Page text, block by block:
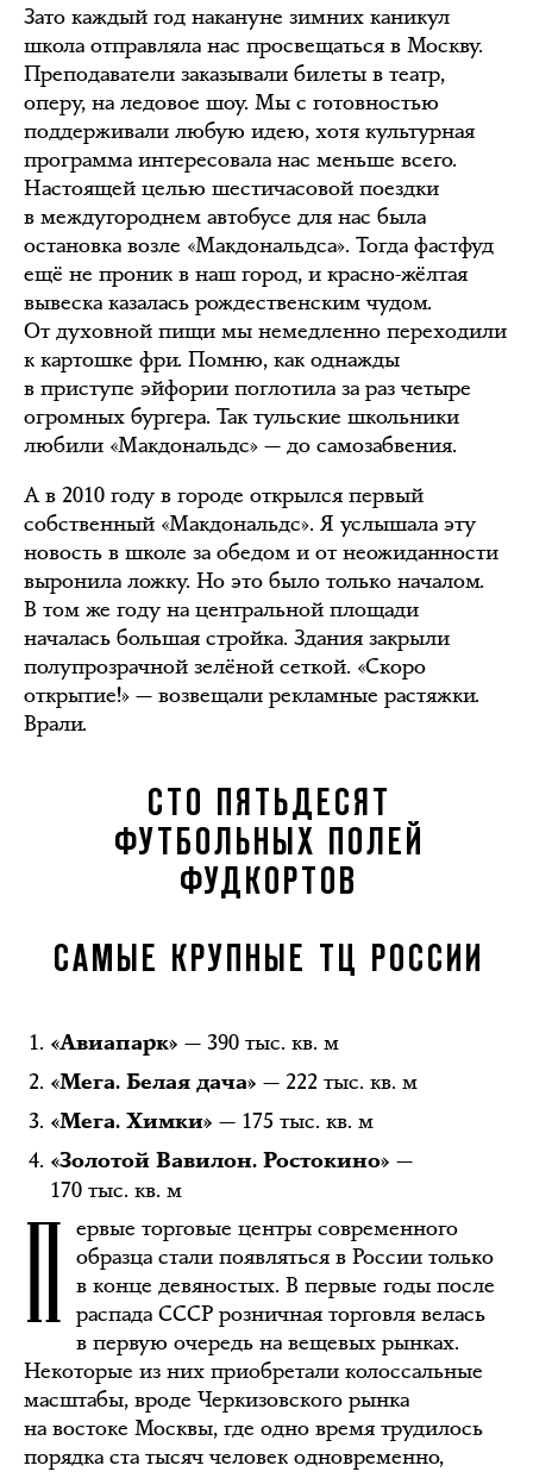
Зато каждый год накануне зимних каникул
школа отправляла нас просвещаться в Москву.
Преподаватели заказывали билеты в театр,
оперу, на ледовое шоу. Мы с готовностью
поддерживали любую идею, хотя культурная
программа интересовала нас меньше всего.
Настоящей целью шестичасовой поездки
в междугороднем автобусе для нас была
остановка возле «Макдональдса». Тогда фастфуд
ещё не проник в наш город, и красно-жёлтая
вывеска казалась рождественским чудом.
От духовной пищи мы немедленно переходили
к картошке фри. Помню, как однажды
в приступе эйфории поглотила за раз четыре
огромных бургера. Так тульские школьники
любили «Макдональдс» — до самозабвения.
А в 2010 году в городе открылся первый
собственный «Макдональдс». Я услышала эту
новость в школе за обедом и от неожиданности
выронила ложку. Но это было только началом.
В том же году на центральной площади
началась большая стройка. Здания закрыли
полупрозрачной зелёной сеткой. «Скоро
открытие!» — возвещали рекламные растяжки.
Врали.
СТО ПЯТЬДЕСЯТ
ФУТБОЛЬНЫХ ПОЛЕЙ
ФУДКОРТОВ
П ервые торговые центры современного
образца стали появляться в России только
в конце девяностых. В первые годы после
распада СССР розничная торговля велась
в первую очередь на вещевых рынках.
Некоторые из них приобретали колоссальные
масштабы, вроде Черкизовского рынка
на востоке Москвы, где одно время трудилось
порядка ста тысяч человек одновременно,
САМЫЕ КРУПНЫЕ ТЦ РОССИИ
«Авиапарк» — 390 тыс. кв. м
«Мега. Белая дача» — 222 тыс. кв. м
«Мега. Химки» — 175 тыс. кв. м
«Золотой Вавилон. Ростокино» —
170 тыс. кв. м